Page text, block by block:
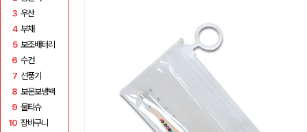
3 우산
4 부채
5 보조배터리
6 수건
7 선풍기
8 보온보냉백
9 물티슈
10 장바구니